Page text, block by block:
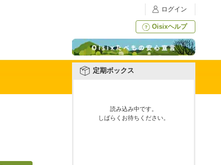
ログイン
Oisixヘルプ
定期ボックス
読み込み中です。
しばらくお待ちください。